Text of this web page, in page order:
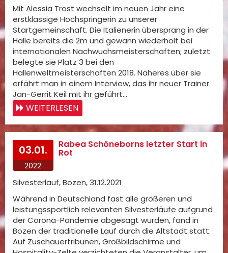
Mit Alessia Trost wechselt im neuen Jahr eine
erstklassige Hochspringerin zu unserer
Startgemeinschaft. Die Italienerin übersprang in der
Halle bereits die 2m und gewann wiederholt bei
internationalen Nachwuchsmeisterschaften; zuletzt
belegte sie Platz 3 bei den
Hallenweltmeisterschaften 2018. Näheres über sie
erfährt man in einem Interview, das ihr neuer Trainer
Jan-Gerrit Keil mit ihr geführt…
WEITERLESEN
03.01.
2022
Rabea Schöneborns letzter Start in
Rot
Silvesterlauf, Bozen, 31.12.2021
Während in Deutschland fast alle größeren und
leistungssportlich relevanten Silvesterläufe aufgrund
der Corona-Pandemie abgesagt wurden, fand in
Bozen der traditionelle Lauf durch die Altstadt statt.
Auf Zuschauertribünen, Großbildschirme und